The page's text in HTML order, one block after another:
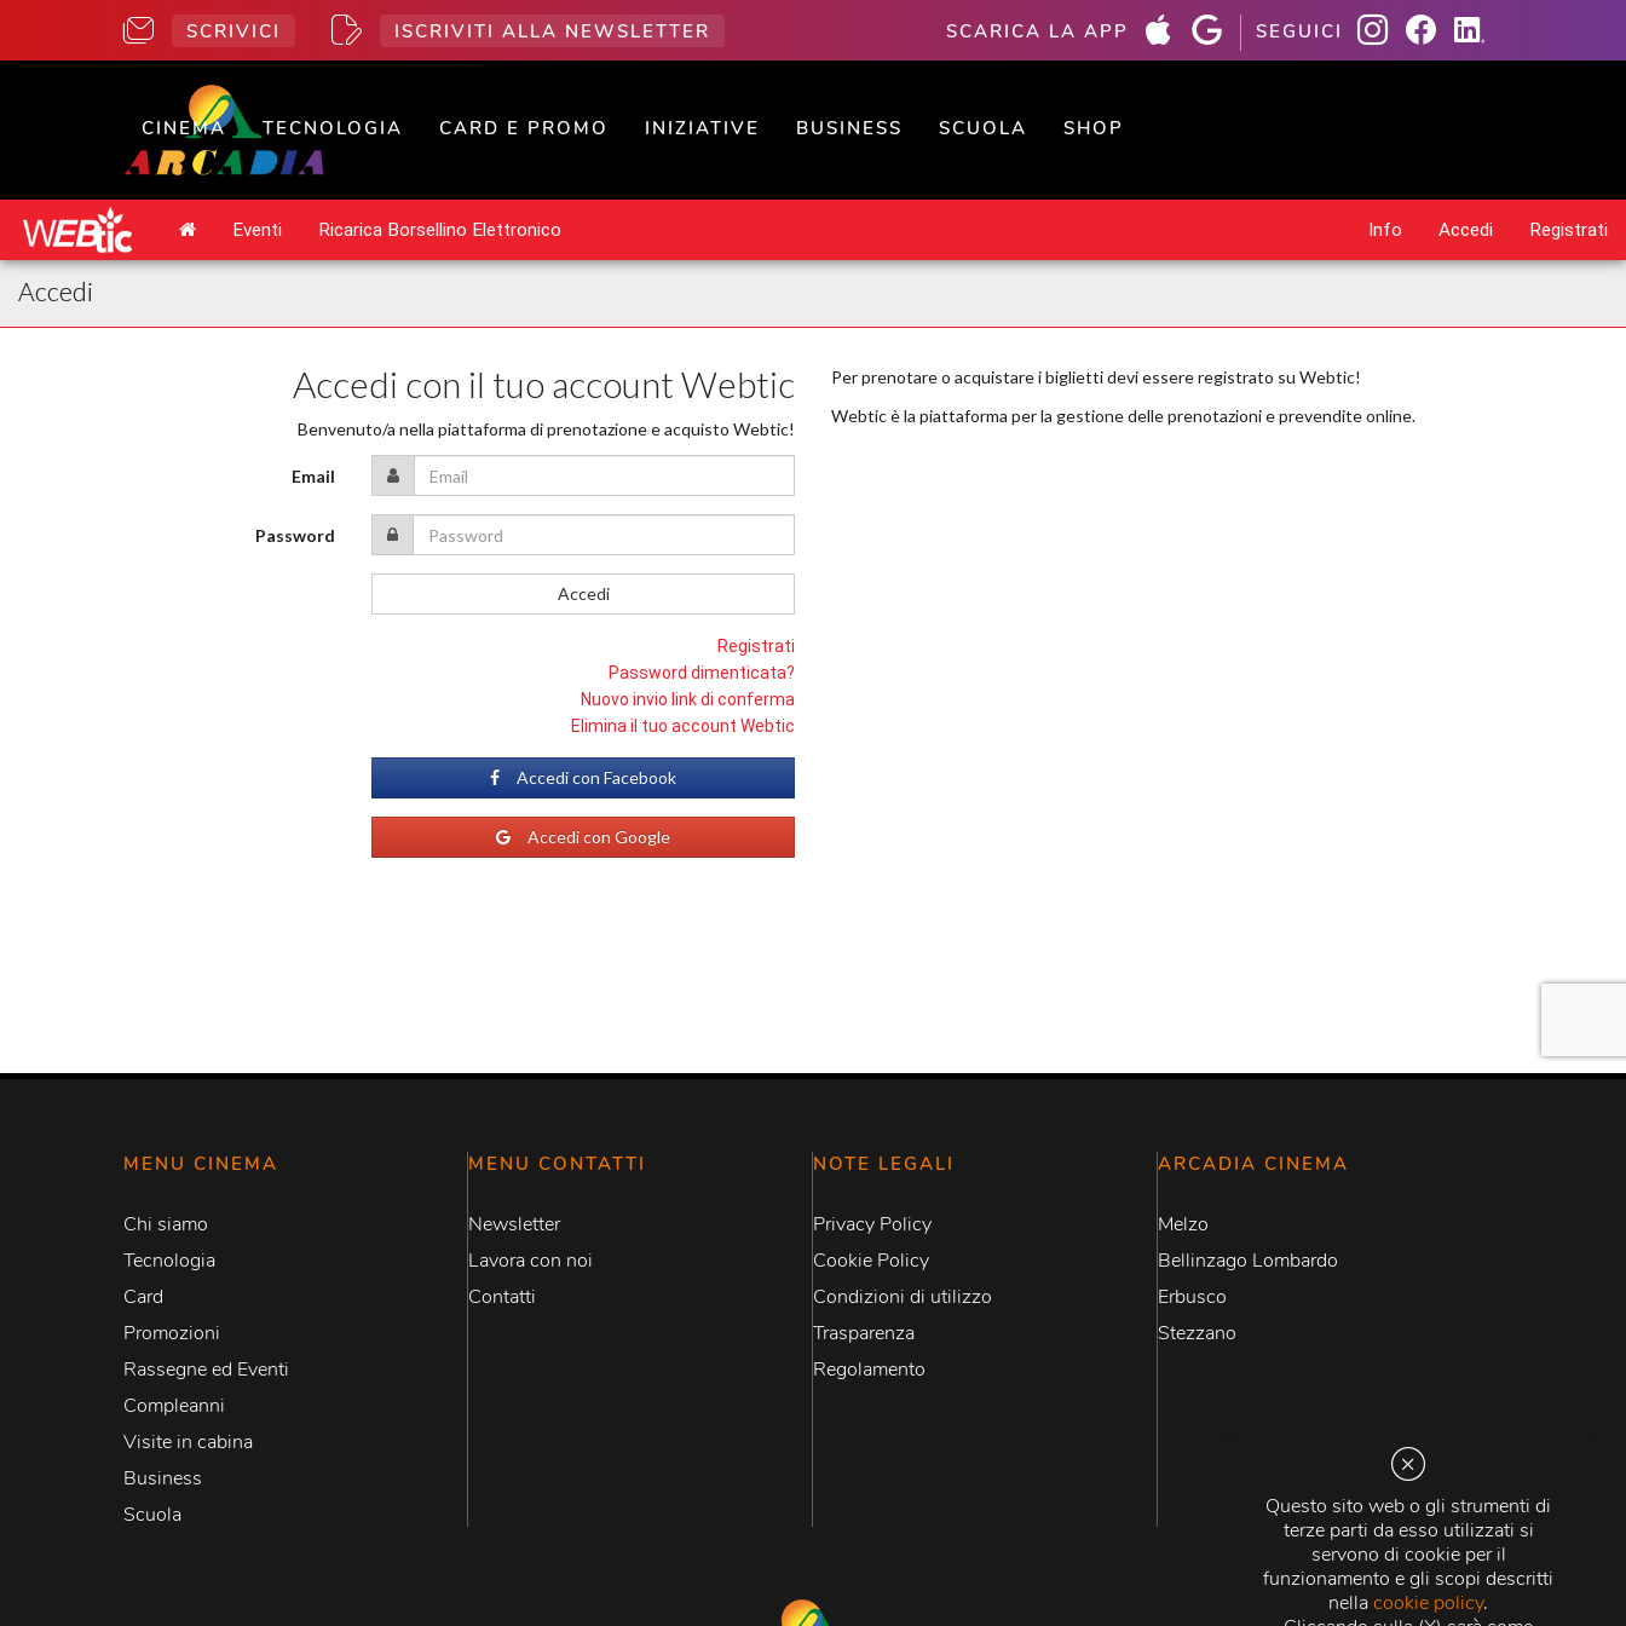
Questo sito web o gli strumenti di
terze parti da esso utilizzati si
servono di cookie per il
funzionamento e gli scopi descritti
nellacookie policy.
SCRIVICI ISCRIVITI ALLA NEWSLETTER SCARICA LA APP SEGUICI
CINEMA TECNOLOGIA CARD E PROMO INIZIATIVE BUSINESS SCUOLA SHOP
MENU CINEMA
Chi siamo
Tecnologia
Card
Promozioni
Rassegne ed Eventi
Compleanni
Visite in cabina
Business
Scuola
MENU CONTATTI
Newsletter
Lavora con noi
Contatti
NOTE LEGALI
Privacy Policy
Cookie Policy
Condizioni di utilizzo
Trasparenza
Regolamento
ARCADIA CINEMA
Melzo
Bellinzago Lombardo
Erbusco
Stezzano